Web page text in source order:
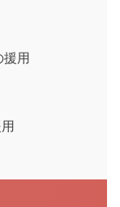
援用